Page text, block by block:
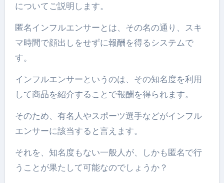
についてご説明します。
匿名インフルエンサーとは、その名の通り、スキ
マ時間で顔出しをせずに報酬を得るシステムで
す。
インフルエンサーというのは、その知名度を利用
して商品を紹介することで報酬を得られます。
そのため、有名人やスポーツ選手などがインフル
エンサーに該当すると言えます。
それを、知名度もない一般人が、しかも匿名で行
うことが果たして可能なのでしょうか？